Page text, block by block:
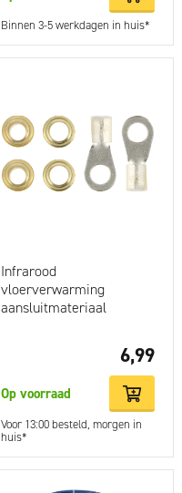
Binnen 3-5 werkdagen in huis*
Infrarood
vloerverwarming
aansluitmateriaal
6,99
Op voorraad
Voor 13:00 besteld, morgen in
huis*